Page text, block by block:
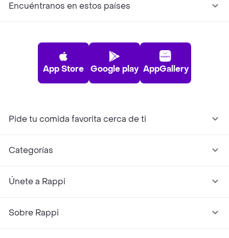
Encuéntranos en estos países
App Store Google play AppGallery
Pide tu comida favorita cerca de ti
Categorías
Únete a Rappi
Sobre Rappi